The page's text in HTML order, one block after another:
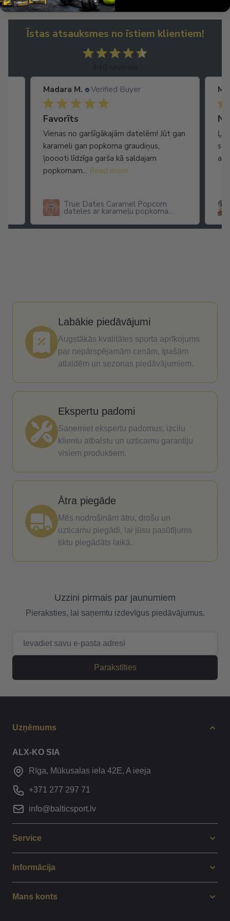
Īstas atsauksmes no īstiem klientiem!
Madara M. Verified Buyer
Favorīts
Vienas no garšīgākajām datelēm! Jūt gan
karameli gan popkorna graudiņus,
ļooooti līdzīga garša kā saldajam
popkornam... Read more
True Dates Caramel Popcorn
dateles ar karameļu popkorna
arī
Labākie piedāvājumi
Augstākās kvalitātes sporta aprīkojums
par nepārspējamām cenām, īpašām
atlaidēm un sezonas piedāvājumiem.
Ekspertu padomi
Saņemiet ekspertu padomus, izcilu
klientu atbalstu un uzticamu garantiju
visiem produktiem.
Ātra piegāde
Mēs nodrošinām ātru, drošu un
uzticamu piegādi, lai jūsu pasūtījums
tiktu piegādāts laikā.
Uzzini pirmais par jaunumiem
Pieraksties, lai saņemtu izdevīgus piedāvājumus.
Parakstīties
Uzņēmums
ALX-KO SIA
Rīga, Mūkusalas iela 42E, A ieeja
+371 277 297 71
info@balticsport.lv
Service
Informācija
Mans konts